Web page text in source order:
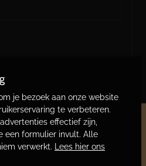
producten
je bezoek aan onze website
te verbeteren.
effectief zijn,
een formulier invult. Alle
verwerkt.
Lees hier ons